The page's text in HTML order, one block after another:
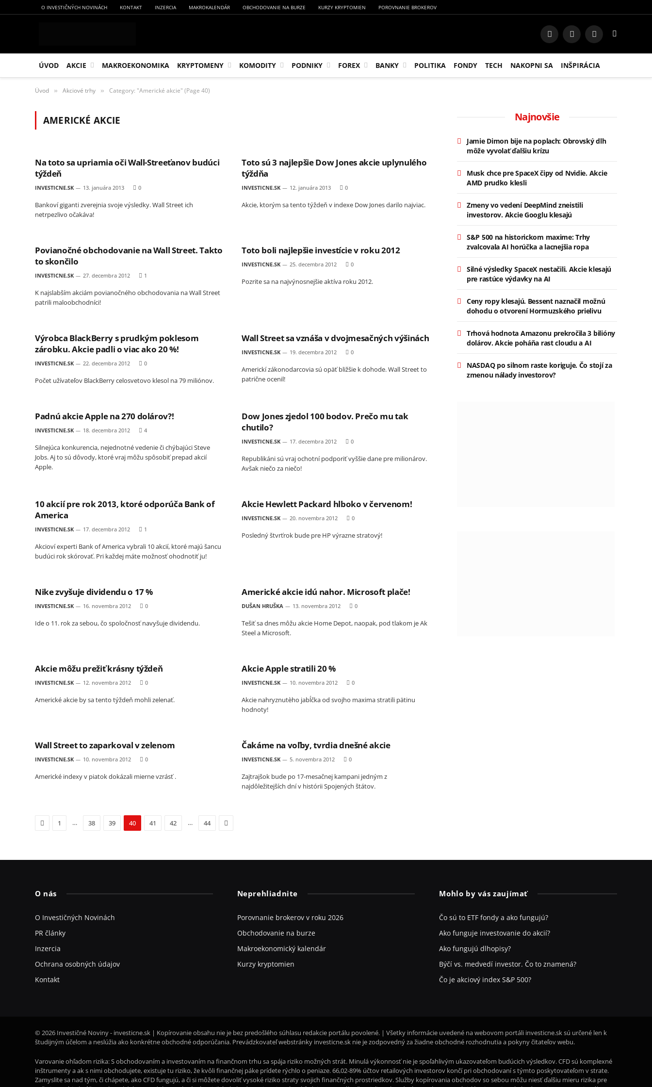
O INVESTIČNÝCH NOVINÁCH KONTAKT INZERCIA MAKROKALENDÁR OBCHODOVANIE NA BURZE KURZY KRYPTOMIEN POROVNANIE BROKEROV
FacebookInstagram
RSS
ÚVOD AKCIE MAKROEKONOMIKA KRYPTOMENY KOMODITY PODNIKY FOREX BANKY POLITIKA FONDY TECH NAKOPNI SA INŠPIRÁCIA
Úvod » Akciové trhy » Category: "Americké akcie" (Page 40)
AMERICKÉ AKCIE
Na toto sa upriamia oči Wall-Streeťanov budúci
týždeň
INVESTICNE.SK 13. januára 2013 0
Bankoví giganti zverejnia svoje výsledky. Wall Street ich
netrpezlivo očakáva!
Toto sú 3 najlepšie Dow Jones akcie uplynulého
týždňa
INVESTICNE.SK 12. januára 2013 0
Akcie, ktorým sa tento týždeň v indexe Dow Jones darilo najviac.
Povianočné obchodovanie na Wall Street. Takto
to skončilo
INVESTICNE.SK 27. decembra 2012 1
K najslabším akciám povianočného obchodovania na Wall Street
patrili maloobchodníci!
Toto boli najlepšie investície v roku 2012
INVESTICNE.SK 25. decembra 2012 0
Pozrite sa na najvýnosnejšie aktíva roku 2012.
Výrobca BlackBerry s prudkým poklesom
zárobku. Akcie padli o viac ako 20 %!
INVESTICNE.SK 22. decembra 2012 0
Počet užívateľov BlackBerry celosvetovo klesol na 79 miliónov.
Wall Street sa vznáša v dvojmesačných výšinách
INVESTICNE.SK 19. decembra 2012 0
Americkí zákonodarcovia sú opäť bližšie k dohode. Wall Street to
patrične ocenil!
Padnú akcie Apple na 270 dolárov?!
INVESTICNE.SK 18. decembra 2012 4
Silnejúca konkurencia, nejednotné vedenie či chýbajúci Steve
Jobs. Aj to sú dôvody, ktoré vraj môžu spôsobiť prepad akcií
Apple.
Dow Jones zjedol 100 bodov. Prečo mu tak
chutilo?
INVESTICNE.SK 17. decembra 2012 0
Republikáni sú vraj ochotní podporiť vyššie dane pre milionárov.
Avšak niečo za niečo!
10 akcií pre rok 2013, ktoré odporúča Bank of
America
INVESTICNE.SK 17. decembra 2012 1
Akcioví experti Bank of America vybrali 10 akcií, ktoré majú šancu
budúci rok skórovať. Pri každej máte možnosť ohodnotiť ju!
Akcie Hewlett Packard hlboko v červenom!
INVESTICNE.SK 20. novembra 2012 0
Posledný štvrťrok bude pre HP výrazne stratový!
Nike zvyšuje dividendu o 17 %
INVESTICNE.SK 16. novembra 2012 0
Ide o 11. rok za sebou, čo spoločnosť navyšuje dividendu.
Americké akcie idú nahor. Microsoft plače!
DUŠAN HRUŠKA 13. novembra 2012 0
Tešiť sa dnes môžu akcie Home Depot, naopak, pod tlakom je Ak
Steel a Microsoft.
Akcie môžu prežiť krásny týždeň
INVESTICNE.SK 12. novembra 2012 0
Americké akcie by sa tento týždeň mohli zelenať.
Akcie Apple stratili 20 %
INVESTICNE.SK 10. novembra 2012 0
Akcie nahryznutèho jabĺčka od svojho maxima stratili pätinu
hodnoty!
Wall Street to zaparkoval v zelenom
INVESTICNE.SK 10. novembra 2012 0
Americké indexy v piatok dokázali mierne vzrásť .
Čakáme na voľby, tvrdia dnešné akcie
INVESTICNE.SK 5. novembra 2012 0
Zajtrajšok bude po 17-mesačnej kampani jedným z
najdôležitejších dní v histórii Spojených štátov.
Previous
1 … 38 39 40 41 42 … 44 Next
Najnovšie
Jamie Dimon bije na poplach: Obrovský dlh
môže vyvolať ďalšiu krízu
Musk chce pre SpaceX čipy od Nvidie. Akcie
AMD prudko klesli
Zmeny vo vedení DeepMind zneistili
investorov. Akcie Googlu klesajú
S&P 500 na historickom maxime: Trhy
zvalcovala AI horúčka a lacnejšia ropa
Silné výsledky SpaceX nestačili. Akcie klesajú
pre rastúce výdavky na AI
Ceny ropy klesajú. Bessent naznačil možnú
dohodu o otvorení Hormuzského prielivu
Trhová hodnota Amazonu prekročila 3 bilióny
dolárov. Akcie poháňa rast cloudu a AI
NASDAQ po silnom raste koriguje. Čo stojí za
zmenou nálady investorov?
O nás
O Investičných Novinách
PR články
Inzercia
Ochrana osobných údajov
Kontakt
Neprehliadnite
Porovnanie brokerov v roku 2026
Obchodovanie na burze
Makroekonomický kalendár
Kurzy kryptomien
Mohlo by vás zaujímať
Čo sú to ETF fondy a ako fungujú?
Ako funguje investovanie do akcií?
Ako fungujú dlhopisy?
Býčí vs. medvedí investor. Čo to znamená?
Čo je akciový index S&P 500?
© 2026 Investičné Noviny - investicne.sk | Kopírovanie obsahu nie je bez predošlého súhlasu redakcie portálu povolené. | Všetky informácie uvedené na webovom portáli investicne.sk sú určené len k
študijným účelom a neslúžia ako konkrétne obchodné odporúčania. Prevádzkovateľ webstránky investicne.sk nie je zodpovedný za žiadne obchodné rozhodnutia a pokyny čitateľov webu.
Varovanie ohľadom rizika: S obchodovaním a investovaním na finančnom trhu sa spája riziko možných strát. Minulá výkonnosť nie je spoľahlivým ukazovateľom budúcich výsledkov. CFD sú komplexné
inštrumenty a ak s nimi obchodujete, existuje tu riziko, že kvôli finančnej páke prídete rýchlo o peniaze. 66,02-89% účtov retailových investorov končí pri obchodovaní s týmto poskytovateľom v strate.
Zamyslite sa nad tým, či chápete, ako CFD fungujú, a či si môžete dovoliť vysoké riziko straty svojich finančných prostriedkov. Služby kopírovania obchodov so sebou môžu niesť ďalšiu mieru rizika pre